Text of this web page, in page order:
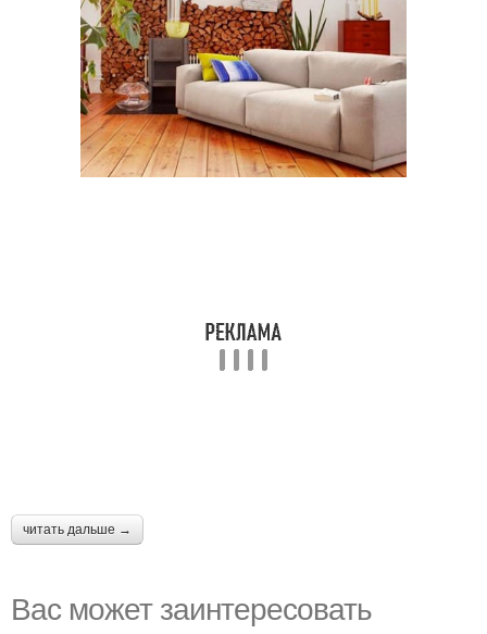
читать дальше →
Вас может заинтересовать